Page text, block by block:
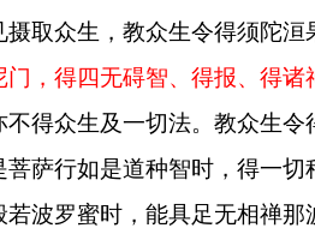
取众生，教众生令得须陀
，得四无碍智、得报、得诸
得众生及一切法。教众生
萨行如是道种智时，得一
波罗蜜时，能具足无相禅那